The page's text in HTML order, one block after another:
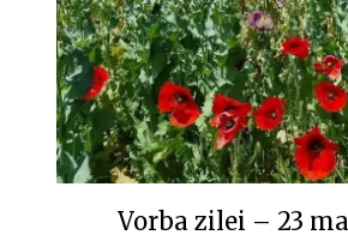
Vorba zilei – 23